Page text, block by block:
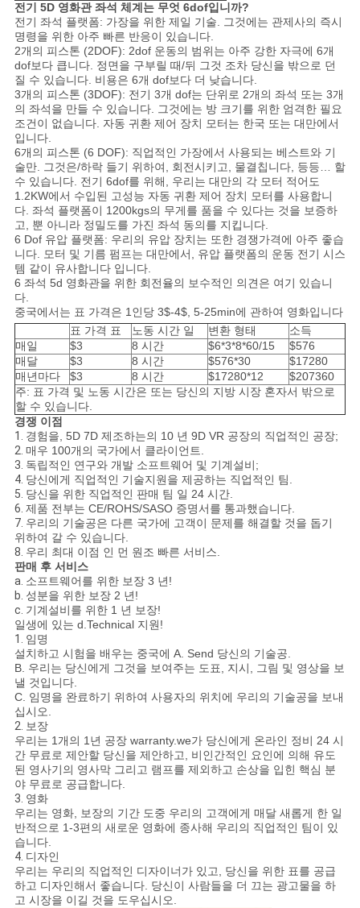
트
맵
PRIVACY
POLICY
전기 5D 영화관 좌석 체계는 무엇 6dof입니까?
전기 좌석 플랫폼: 가장을 위한 제일 기술. 그것에는 관제사의 즉시
명령을 위한 아주 빠른 반응이 있습니다.
2개의 피스톤 (2DOF): 2dof 운동의 범위는 아주 강한 자극에 6개
dof보다 큽니다. 정면을 구부릴 때/뒤 그것 조차 당신을 밖으로 던
질 수 있습니다. 비용은 6개 dof보다 더 낮습니다.
3개의 피스톤 (3DOF): 전기 3개 dof는 단위로 2개의 좌석 또는 3개
의 좌석을 만들 수 있습니다. 그것에는 방 크기를 위한 엄격한 필요
조건이 없습니다. 자동 귀환 제어 장치 모터는 한국 또는 대만에서
입니다.
6개의 피스톤 (6 DOF): 직업적인 가장에서 사용되는 베스트와 기
술만. 그것은/하락 들기 위하여, 회전시키고, 물결칩니다, 등등… 할
수 있습니다. 전기 6dof를 위해, 우리는 대만의 각 모터 적어도
1.2KW에서 수입된 고성능 자동 귀환 제어 장치 모터를 사용합니
다. 좌석 플랫폼이 1200kgs의 무게를 품을 수 있다는 것을 보증하
고, 뿐 아니라 정밀도를 가진 좌석 동의를 지킵니다.
6 Dof 유압 플랫폼: 우리의 유압 장치는 또한 경쟁가격에 아주 좋습
니다. 모터 및 기름 펌프는 대만에서, 유압 플랫폼의 운동 전기 시스
템 같이 유사합니다 입니다.
6 좌석 5d 영화관을 위한 회전율의 보수적인 의견은 여기 있습니
다.
중국에서는 표 가격은 1인당 3$-4$, 5-25min에 관하여 영화입니다
표 가격 표
노동 시간 일 변환 형태
소득
매일
$3 8 시간 $6*3*8*60/15
$576
매달
$3 8 시간 $576*30
$17280
매년마다
$3 8 시간 $17280*12
$207360
주: 표 가격 및 노동 시간은 또는 당신의 지방 시장 혼자서 밖으로
할 수 있습니다.
경쟁 이점
1. 경험을, 5D 7D 제조하는의 10 년 9D VR 공장의 직업적인 공장;
2. 매우 100개의 국가에서 클라이언트.
3. 독립적인 연구와 개발 소프트웨어 및 기계설비;
4. 당신에게 직업적인 기술지원을 제공하는 직업적인 팀.
5. 당신을 위한 직업적인 판매 팀 일 24 시간.
6. 제품 전부는 CE/ROHS/SASO 증명서를 통과했습니다.
7. 우리의 기술공은 다른 국가에 고객이 문제를 해결할 것을 돕기
위하여 갈 수 있습니다.
8. 우리 최대 이점 인 먼 원조 빠른 서비스.
판매 후 서비스
a. 소프트웨어를 위한 보장 3 년!
b. 성분을 위한 보장 2 년!
c. 기계설비를 위한 1 년 보장!
일생에 있는 d.Technical 지원!
1. 임명
설치하고 시험을 배우는 중국에 A. Send 당신의 기술공.
B. 우리는 당신에게 그것을 보여주는 도표, 지시, 그림 및 영상을 보
낼 것입니다.
C. 임명을 완료하기 위하여 사용자의 위치에 우리의 기술공을 보내
십시오.
2. 보장
우리는 1개의 1년 공장 warranty.we가 당신에게 온라인 정비 24 시
간 무료로 제안할 당신을 제안하고, 비인간적인 요인에 의해 유도
된 영사기의 영사막 그리고 램프를 제외하고 손상을 입힌 핵심 분
야 무료로 공급합니다.
3. 영화
우리는 영화, 보장의 기간 도중 우리의 고객에게 매달 새롭게 한 일
반적으로 1-3편의 새로운 영화에 종사해 우리의 직업적인 팀이 있
습니다.
4. 디자인
우리는 우리의 직업적인 디자이너가 있고, 당신을 위한 표를 공급
하고 디자인해서 좋습니다. 당신이 사람들을 더 끄는 광고물을 하
고 시장을 이길 것을 도우십시오.